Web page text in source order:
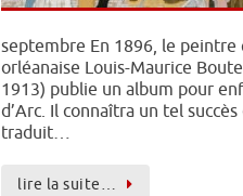
septembre En 1896, le
orléanaise Louis-Maurice
1913) publie un album pour
d’Arc. Il connaîtra un tel
traduit…
lire la suite…